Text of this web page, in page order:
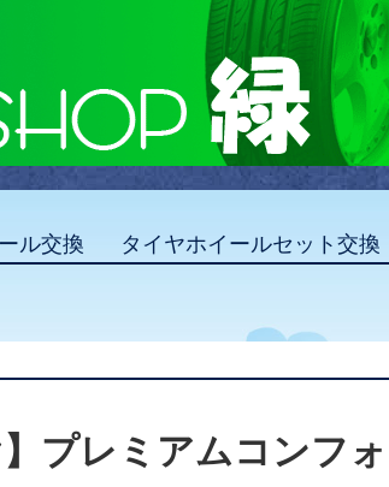
ル交換 タイヤホイールセット交換
プレミアムコンフォ